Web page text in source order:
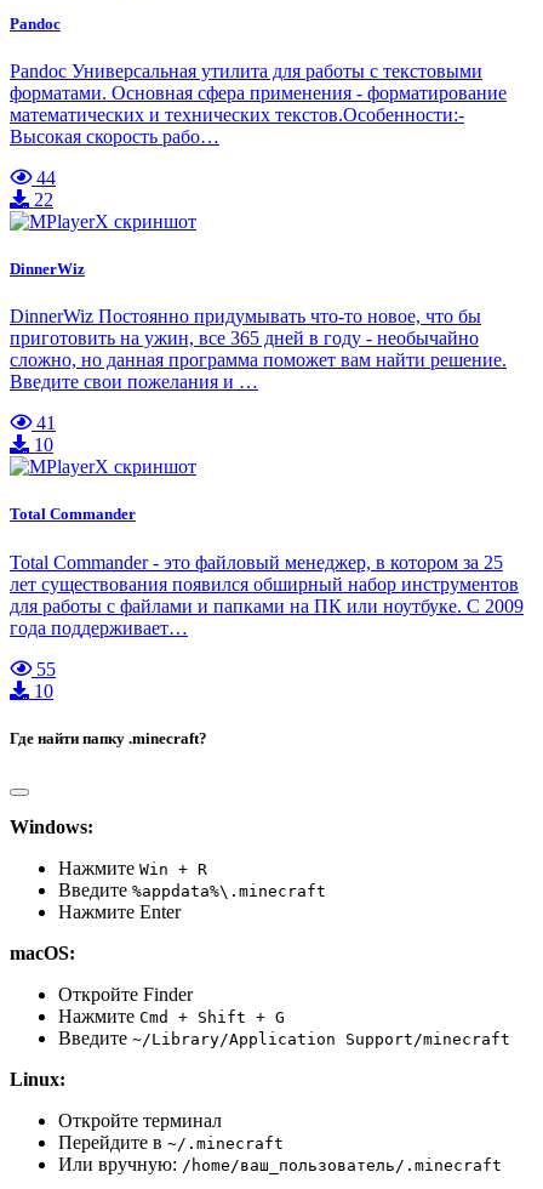
Pandoc
Pandoc Универсальная утилита для работы с текстовыми
форматами. Основная сфера применения - форматирование
математических и технических текстов.Особенности:-
Высокая скорость рабо…
44
22
DinnerWiz
DinnerWiz Постоянно придумывать что-то новое, что бы
приготовить на ужин, все 365 дней в году - необычайно
сложно, но данная программа поможет вам найти решение.
Введите свои пожелания и …
41
10
Total Commander
Total Commander - это файловый менеджер, в котором за 25
лет существования появился обширный набор инструментов
для работы с файлами и папками на ПК или ноутбуке. С 2009
года поддерживает…
55
10
Где найти папку .minecraft?
Windows:
Нажмите Win + R
Введите %appdata%\.minecraft
Нажмите Enter
macOS:
Откройте Finder
Нажмите Cmd + Shift + G
Введите ~/Library/Application Support/minecraft
Linux:
Откройте терминал
Перейдите в ~/.minecraft
Или вручную: /home/ваш_пользователь/.minecraft